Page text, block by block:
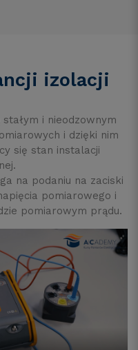
izolacji
i nieodzownym
i dzięki nim
się stan instalacji
na podaniu na zaciski
pomiarowego i
pomiarowym prądu.